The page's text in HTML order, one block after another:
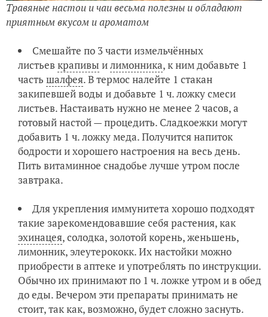
Травяные настои и чаи весьма полезны и обладают
приятным вкусом и ароматом
Смешайте по 3 части измельчённых
листьевкрапивы илимонника, к ним добавьте 1
часть шалфея. В термос налейте 1 стакан
закипевшей воды и добавьте 1 ч. ложку смеси
листьев. Настаивать нужно не менее 2 часов, а
готовый настой — процедить. Сладкоежки могут
добавить 1 ч. ложку меда. Получится напиток
бодрости и хорошего настроения на весь день.
Пить витаминное снадобье лучше утром после
завтрака.
Для укрепления иммунитета хорошо подходят
такие зарекомендовавшие себя растения, как
эхинацея, солодка, золотой корень, женьшень,
лимонник, элеутерококк. Их настойки можно
приобрести в аптеке и употреблять по инструкции.
Обычно их принимают по 1 ч. ложке утром и в обед
до еды. Вечером эти препараты принимать не
стоит, так как, возможно, будет сложно заснуть.